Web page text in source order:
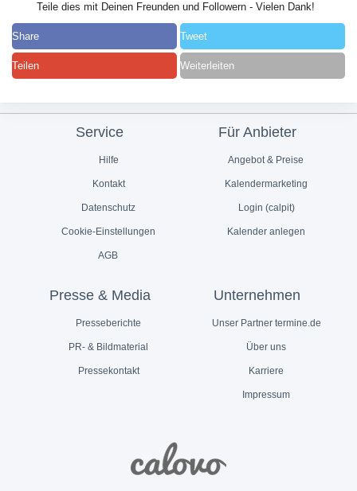
Teile dies mit Deinen Freunden und Followern - Vielen Dank!
Share Tweet
Teilen Weiterleiten
Service
Hilfe
Kontakt
Datenschutz
Cookie-Einstellungen
AGB
Für Anbieter
Angebot & Preise
Kalendermarketing
Login (calpit)
Kalender anlegen
Presse & Media
Presseberichte
PR- & Bildmaterial
Pressekontakt
Unternehmen
Unser Partner termine.de
Über uns
Karriere
Impressum